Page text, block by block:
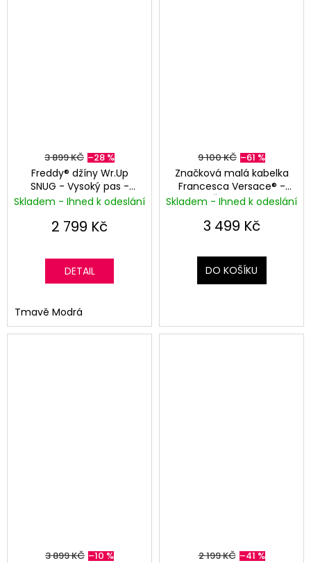
3 899 KČ –28 %
Freddy® džíny Wr.Up
SNUG - Vysoký pas -
Tmavě modré
Skladem - Ihned k odeslání
2 799 Kč
DETAIL
Tmavě Modrá
9 100 KČ –61 %
Značková malá kabelka
Francesca Versace® -
Červená
Skladem - Ihned k odeslání
3 499 Kč
DO KOŠÍKU
3 899 KČ –10 % 2 199 KČ –41 %